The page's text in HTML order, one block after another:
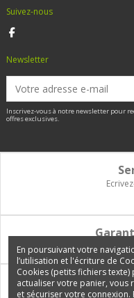
Suivez-nous
Newsletter
Inscrivez-vous à notre newsletter pour
offres exclusives.
Vous disposez de 14
Carte bancaire,
En poursuivant votre
l’utilisation et l'écriture de
Cookies (petits fichiers
actualiser votre panier, vous
et sécuriser votre